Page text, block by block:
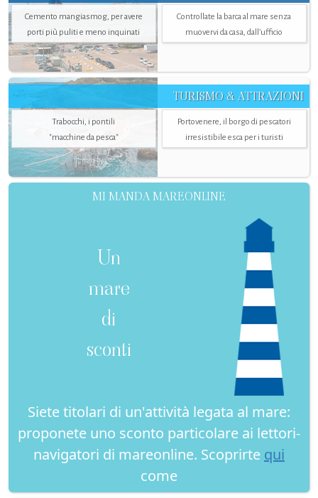
Cemento mangiasmog, per avere
porti più puliti e meno inquinati
Controllate la barca al mare senza
muovervi da casa, dall’ufficio
TURISMO & ATTRAZIONI
Trabocchi, i pontili
"macchine da pesca"
Portovenere, il borgo di pescatori
irresistibile esca per i turisti
MI MANDA MAREONLINE
Un
mare
di
sconti
Siete titolari di un'attività legata al mare:
proponete uno sconto particolare ai lettori-
navigatori di mareonline. Scoprirte qui
come